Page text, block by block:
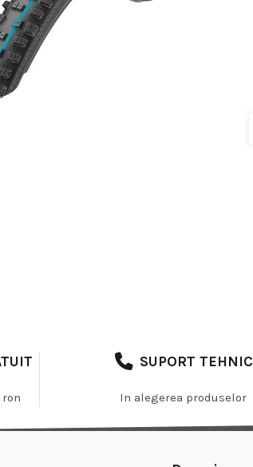
SUPORT TEHNIC
In alegerea produselor